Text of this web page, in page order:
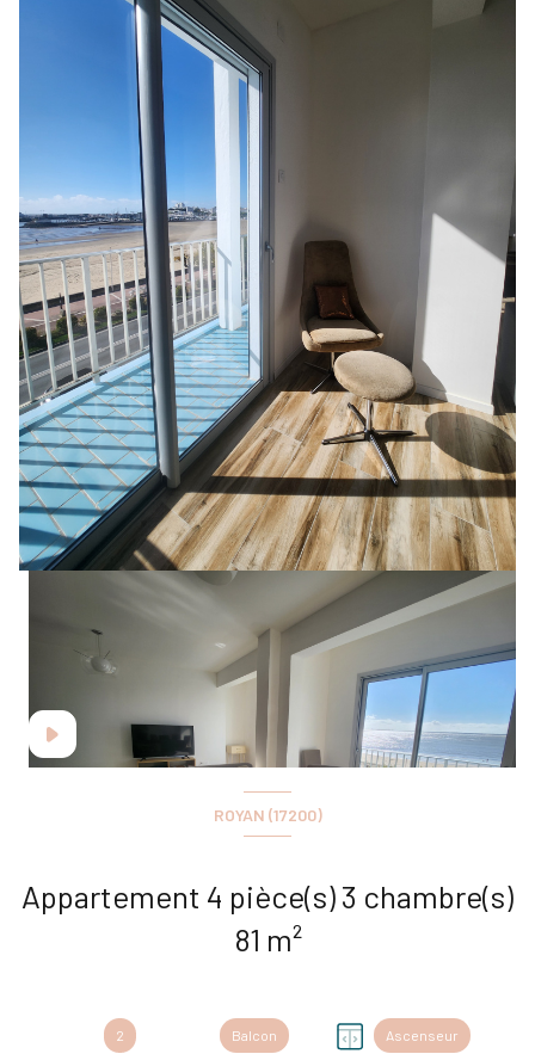
+5
ROYAN (17200)
Appartement 4 pièce(s) 3 chambre(s)
81 m²
2 Balcon Ascenseur